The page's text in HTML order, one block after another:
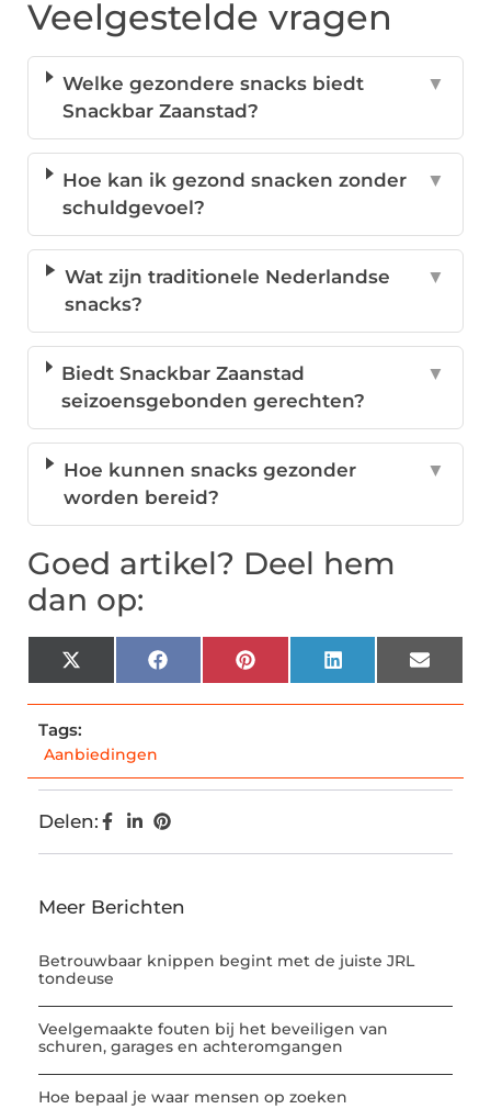
Veelgestelde vragen
Welke gezondere snacks biedt
Snackbar Zaanstad?
▼
Hoe kan ik gezond snacken zonder
schuldgevoel?
▼
Wat zijn traditionele Nederlandse
snacks?
▼
Biedt Snackbar Zaanstad
seizoensgebonden gerechten?
▼
Hoe kunnen snacks gezonder
worden bereid?
▼
Goed artikel? Deel hem
dan op:
X
(Twitter)
FacebookPinterestLinkedInEmail
Tags:
Aanbiedingen
Delen:
Meer Berichten
Betrouwbaar knippen begint met de juiste JRL
tondeuse
Veelgemaakte fouten bij het beveiligen van
schuren, garages en achteromgangen
Hoe bepaal je waar mensen op zoeken